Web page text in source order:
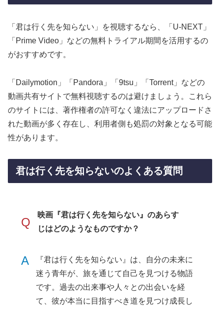
「君は行く先を知らない」を視聴するなら、「U-NEXT」
「Prime Video」などの無料トライアル期間を活用するの
がおすすめです。
「Dailymotion」「Pandora」「9tsu」「Torrent」などの
動画共有サイトで無料視聴するのは避けましょう。これら
のサイトには、著作権者の許可なく違法にアップロードさ
れた動画が多く存在し、利用者側も処罰の対象となる可能
性があります。
君は行く先を知らないのよくある質問
Q
映画『君は行く先を知らない』のあらす
じはどのようなものですか？
A
『君は行く先を知らない』は、自分の未来に
迷う青年が、旅を通じて自己を見つける物語
です。過去の出来事や人々との出会いを経
て、彼が本当に目指すべき道を見つけ成長し